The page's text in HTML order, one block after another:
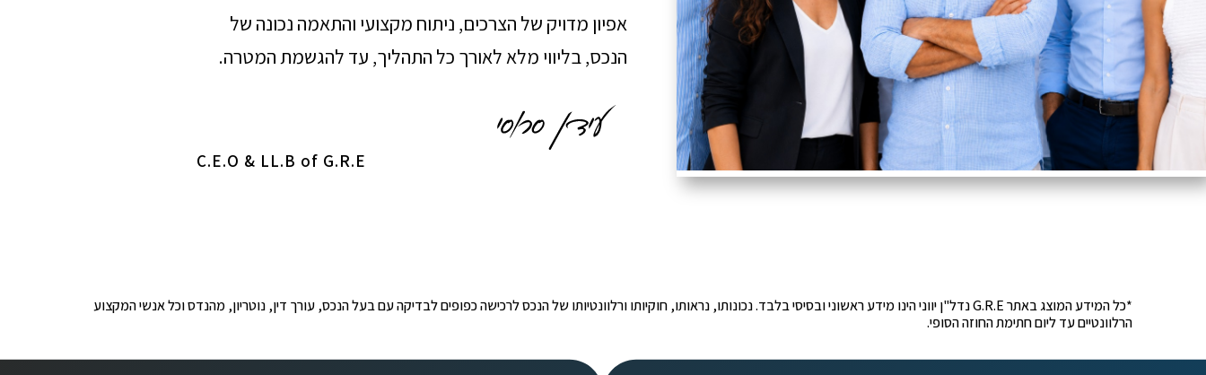
אפיון מדויק של הצרכים, ניתוח מקצועי והתאמה נכונה של
הנכס, בליווי מלא לאורך כל התהליך, עד להגשמת המטרה.
C.E.O & LL.B of G.R.E
*כל המידע המוצג באתר G.R.E נדל"ן יווני הינו מידע ראשוני ובסיסי בלבד. נכונותו, נראותו, חוקיותו ורלוונטיותו של הנכס לרכישה כפופים לבדיקה עם בעל הנכס, עורך דין, נוטריון, מהנדס וכל אנשי המקצוע
הרלוונטיים עד ליום חתימת החוזה הסופי.